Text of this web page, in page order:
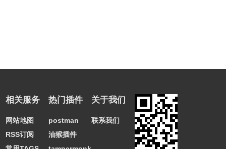
相关服务
网站地图
RSS订阅
热门插件
postman
油猴插件
关于我们
联系我们